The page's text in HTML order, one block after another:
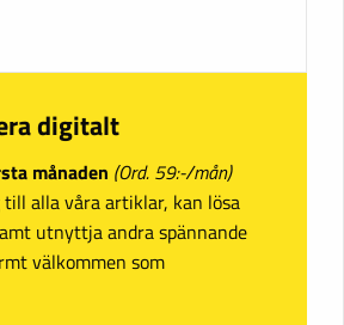
digitalt
månaden (Ord. 59:-/mån)
alla våra artiklar, kan lösa
utnyttja andra spännande
välkommen som